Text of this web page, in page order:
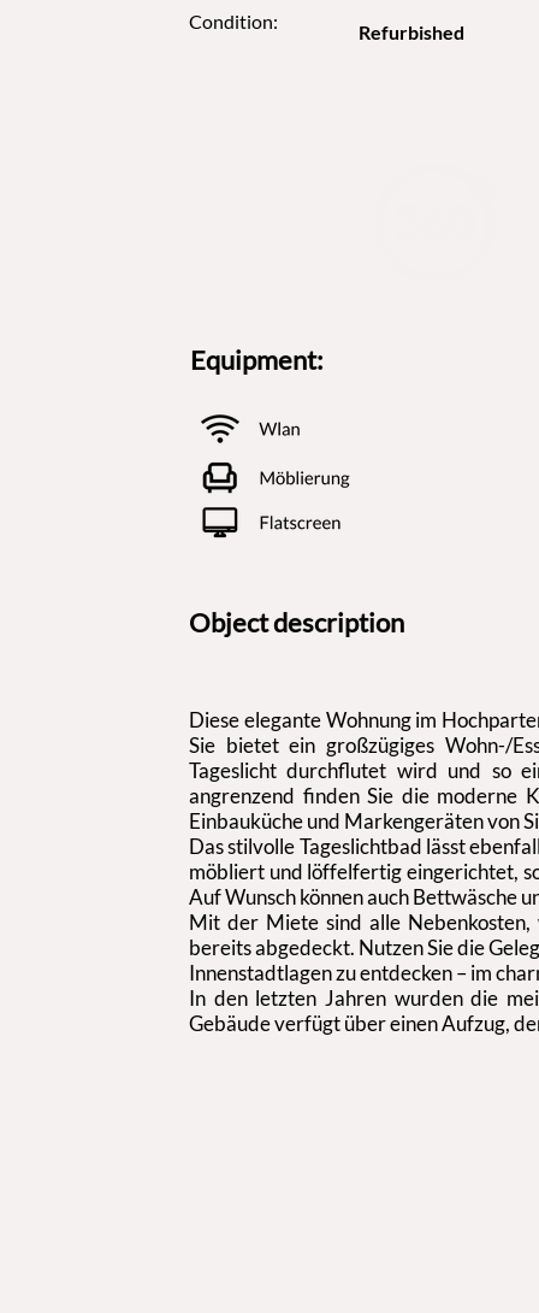
Condition:
Refurbished
Equipment:
Object description
Diese elegante Wohnung im
Sie bietet ein großzügiges Wohn-/
Tageslicht durchflutet wird und so
angrenzend finden Sie die moderne
Einbauküche und Markengeräten von
Das stilvolle Tageslichtbad lässt
möbliert und löffelfertig eingerichtet,
Auf Wunsch können auch Bettwäsche
Mit der Miete sind alle
bereits abgedeckt. Nutzen Sie die
Innenstadtlagen zu entdecken – im
In den letzten Jahren wurden die
Gebäude verfügt über einen Aufzug,